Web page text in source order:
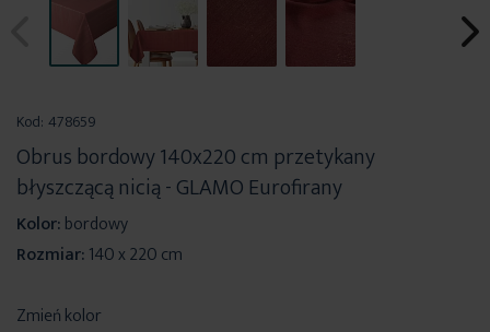
początek
galerii
Kod: 478659
Obrus bordowy 140x220 cm przetykany
błyszczącą nicią - GLAMO Eurofirany
Kolor:bordowy
Rozmiar:140 x 220 cm
Zmień kolor